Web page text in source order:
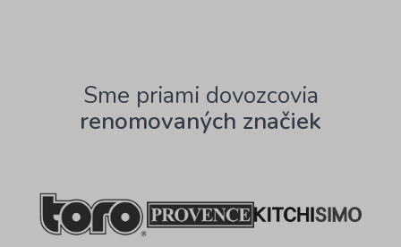
Sme priami dovozcovia
renomovaných značiek